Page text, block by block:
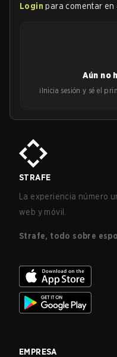
Login para comentar en
Aún no
¡Inicia sesión y sé el
STRAFE
La experiencia número
web y móvil.
Strafe, todo sobre
EMPRESA